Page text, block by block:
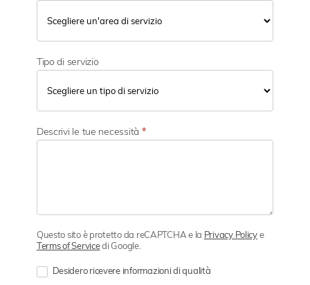
Tipo di servizio
Descrivi le tue necessità *
Questo sito è protetto da reCAPTCHA e la Privacy Policye
Terms of Servicedi Google.
Desidero ricevere informazioni di qualità